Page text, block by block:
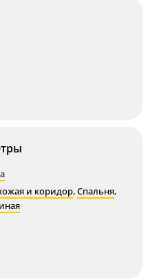
и коридор,Спальня,